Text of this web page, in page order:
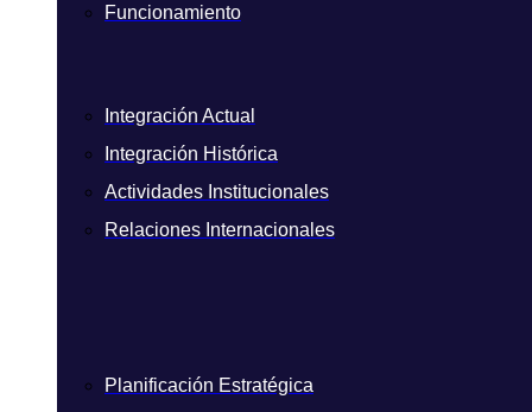
Funcionamiento
Integración Actual
Integración Histórica
Actividades Institucionales
Relaciones Internacionales
Planificación Estratégica